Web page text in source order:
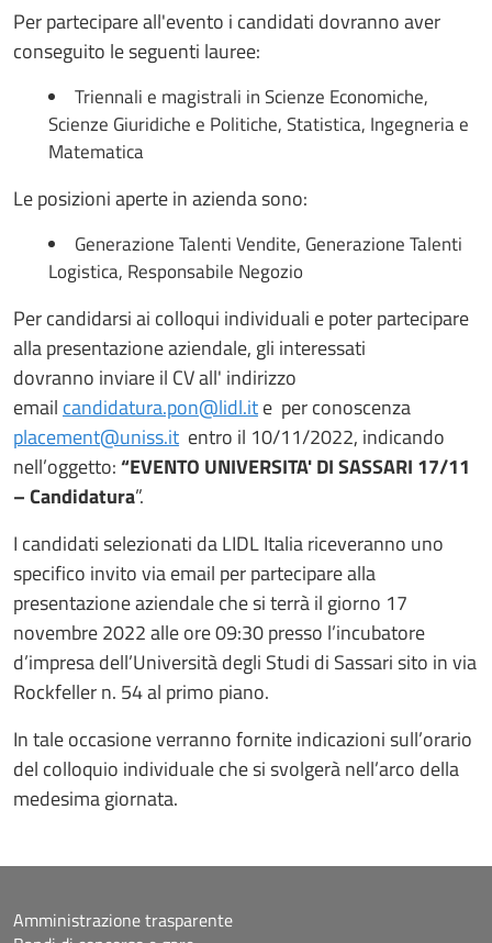
Per partecipare all'evento i candidati dovranno aver
conseguito le seguenti lauree:
Triennali e magistrali in Scienze Economiche,
Scienze Giuridiche e Politiche, Statistica, Ingegneria e
Matematica
Le posizioni aperte in azienda sono:
Generazione Talenti Vendite, Generazione Talenti
Logistica, Responsabile Negozio
Per candidarsi ai colloqui individuali e poter partecipare
alla presentazione aziendale, gli interessati
dovranno inviare il CV all' indirizzo
email candidatura.pon@lidl.ite per conoscenza
placement@uniss.it entro il 10/11/2022, indicando
nell’oggetto:“EVENTO UNIVERSITA' DI SASSARI 17/11
– Candidatura”.
I candidati selezionati da LIDL Italia riceveranno uno
specifico invito via email per partecipare alla
presentazione aziendale che si terrà il giorno 17
novembre 2022 alle ore 09:30 presso l’incubatore
d’impresa dell’Università degli Studi di Sassari sito in via
Rockfeller n. 54 al primo piano.
In tale occasione verranno fornite indicazioni sull’orario
del colloquio individuale che si svolgerà nell’arco della
medesima giornata.
Amministrazione trasparente